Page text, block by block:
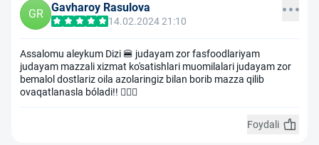
GR Gavharoy Rasulova
14.02.2024 21:10
Assalomu aleykum Dizi 🍔 judayam zor fasfoodlariyam
judayam mazzali xizmat ko'satishlari muomilalari judayam zor
bemalol dostlariz oila azolaringiz bilan borib mazza qilib
ovaqatlanasla bóladi!! 👍🏻🤩
Foydali